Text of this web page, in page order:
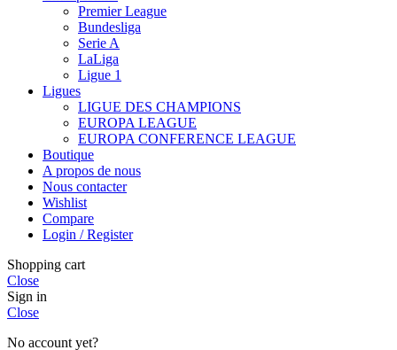
Premier League
Bundesliga
Serie A
LaLiga
Ligue 1
Ligues
LIGUE DES CHAMPIONS
EUROPA LEAGUE
EUROPA CONFERENCE LEAGUE
Boutique
A propos de nous
Nous contacter
Wishlist
Compare
Login / Register
Shopping cart
Close
Sign in
Close
No account yet?